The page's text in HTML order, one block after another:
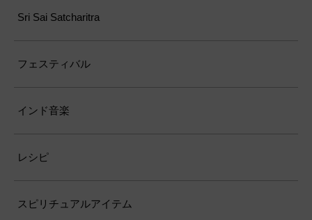
Sri Sai Satcharitra
フェスティバル
インド音楽
レシピ
スピリチュアルアイテム